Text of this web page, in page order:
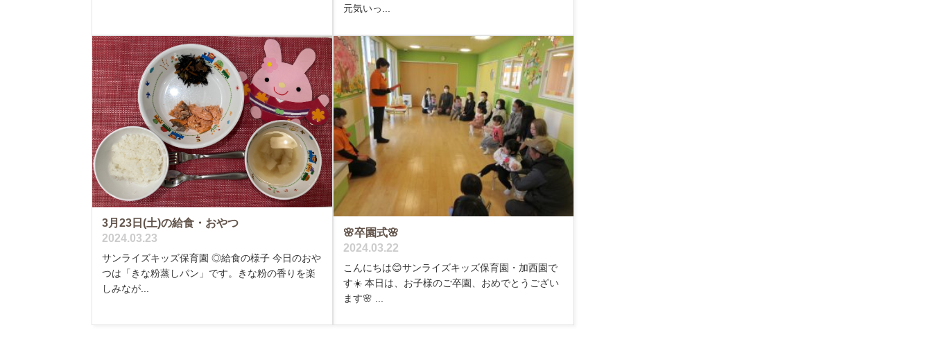
元気いっ...
3月23日(土)の給食・おやつ
2024.03.23
サンライズキッズ保育園 ◎給食の様子 今日のおや
つは「きな粉蒸しパン」です。きな粉の香りを楽
しみなが...
🌸卒園式🌸
2024.03.22
こんにちは😊サンライズキッズ保育園・加西園で
す☀️ 本日は、お子様のご卒園、おめでとうござい
ます🌸 ...